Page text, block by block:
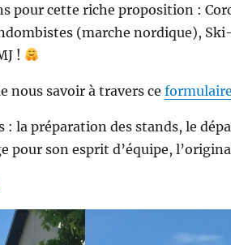
pour cette riche proposition :
(marche nordique),
!
nous savoir à travers ce formulaire
: la préparation des stands, le
pour son esprit d’équipe,